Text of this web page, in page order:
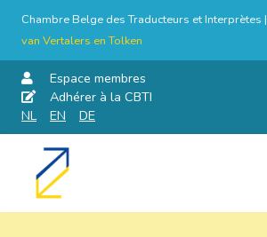
Chambre Belge des Traducteurs et Interprètes |
van Vertalers en Tolken
Espace membres
Adhérer à la CBTI
NL
EN DE
Aller